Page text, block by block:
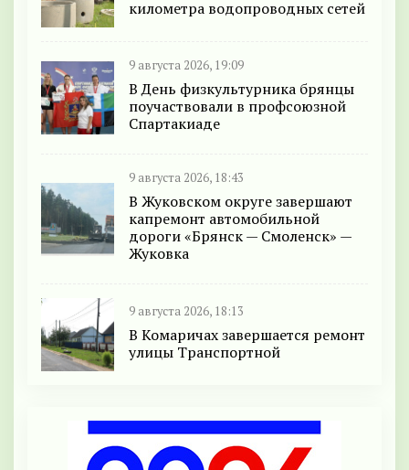
километра водопроводных сетей
9 августа 2026, 19:09
В День физкультурника брянцы
поучаствовали в профсоюзной
Спартакиаде
9 августа 2026, 18:43
В Жуковском округе завершают
капремонт автомобильной
дороги «Брянск — Смоленск» —
Жуковка
9 августа 2026, 18:13
В Комаричах завершается ремонт
улицы Транспортной